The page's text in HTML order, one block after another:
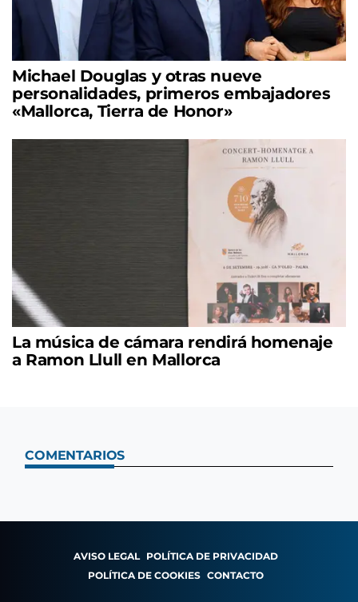
Michael Douglas y otras nueve
personalidades, primeros embajadores
«Mallorca, Tierra de Honor»
La música de cámara rendirá homenaje
a Ramon Llull en Mallorca
COMENTARIOS
AVISO LEGAL POLÍTICA DE PRIVACIDAD
POLÍTICA DE COOKIES CONTACTO